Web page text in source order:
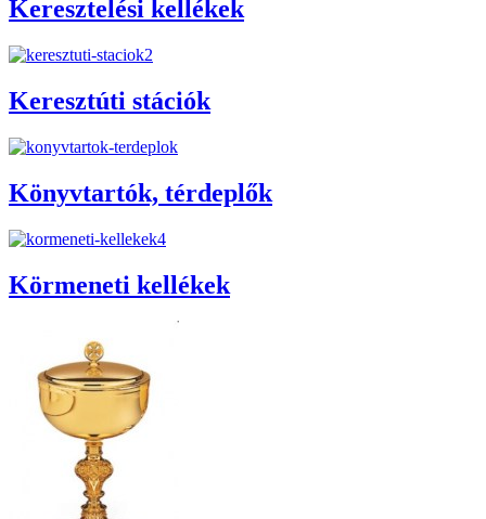
Keresztelési kellékek
Keresztúti stációk
Könyvtartók, térdeplők
Körmeneti kellékek